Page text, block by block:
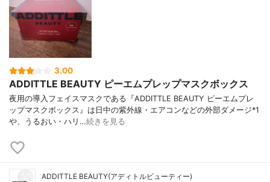
3.00
ADDITTLE BEAUTY ピーエムプレップマスクボックス
夜用の導入フェイスマスクである『ADDITTLE BEAUTY ピーエムプレ
ップマスクボックス』は日中の紫外線・エアコンなどの外部ダメージ*1
や、うるおい・ハリ…続きを見る
ADDITTLE BEAUTY(アディトルビューティー)